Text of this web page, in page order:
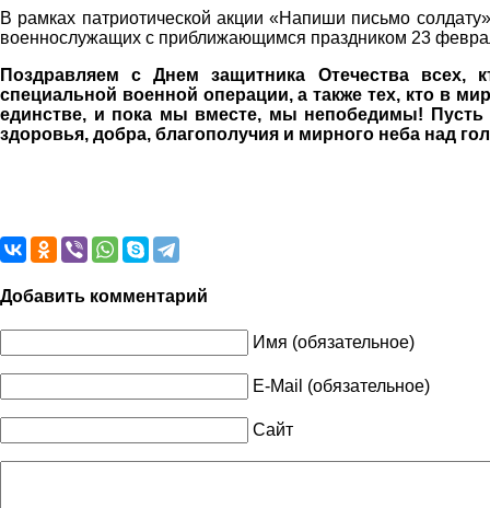
В рамках патриотической акции «Напиши письмо
военнослужащих с приближающимся праздником 23
Поздравляем с Днем защитника Отечества всех,
специальной военной операции, а также тех, кто в
единстве, и пока мы вместе, мы непобедимы! Пусть
здоровья, добра, благополучия и мирного неба над
Добавить комментарий
Имя (обязательное)
E-Mail (обязательное)
Сайт